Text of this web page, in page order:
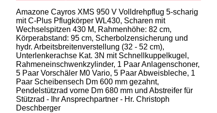
Amazone Cayros XMS 950 V Volldrehpflug 5-scharig
mit C-Plus Pflugkörper WL430, Scharen mit
Wechselspitzen 430 M, Rahmenhöhe: 82 cm,
Körperabstand: 95 cm, Scherbolzensicherung und
hydr. Arbeitsbreitenverstellung (32 - 52 cm),
Unterlenkerachse Kat. 3N mit Schnellkuppelkugel,
Rahmeneinschwenkzylinder, 1 Paar Anlagenschoner,
5 Paar Vorschäler M0 Vario, 5 Paar Abweisbleche, 1
Paar Scheibensech Dm 600 mm gezahnt,
Pendelstützrad vorne Dm 680 mm und Abstreifer für
Stützrad - Ihr Ansprechpartner - Hr. Christoph
Deschberger